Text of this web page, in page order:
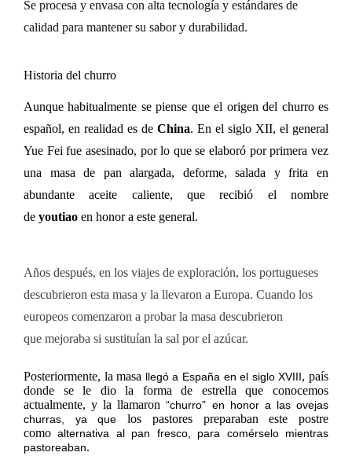
Se procesa y envasa con alta tecnología y estándares de
calidad para mantener su sabor y durabilidad.
Historia del churro
Aunque habitualmente se piense que el origen del churro es
español, en realidad es de China. En el siglo XII, el general
Yue Fei fue asesinado, por lo que se elaboró por primera vez
una masa de pan alargada, deforme, salada y frita en
abundante aceite caliente, que recibió el nombre
de youtiao en honor a este general.
Años después, en los viajes de exploración, los portugueses
descubrieron esta masa y la llevaron a Europa. Cuando los
europeos comenzaron a probar la masa descubrieron
que mejoraba si sustituían la sal por el azúcar.
Posteriormente, la masa llegó a España en el siglo XVIII, país
donde se le dio la forma de estrella que conocemos
actualmente, y la llamaron“churro” en honor a las ovejas
churras, ya quelos pastores preparaban este postre
comoalternativa al pan fresco, para comérselo mientras
pastoreaban.